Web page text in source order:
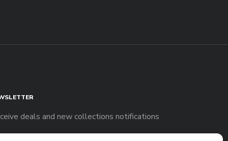
deals and new collections notifications